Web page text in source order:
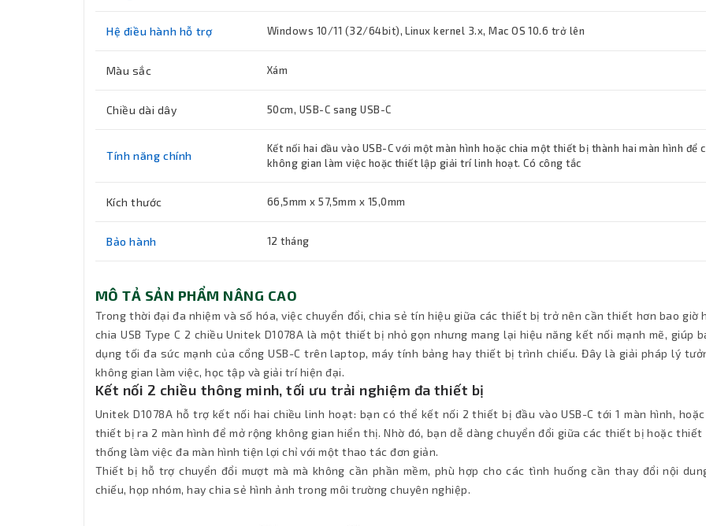
Hệ điều hành hỗ trợ Windows 10/11 (32/64bit), Linux kernel 3.x, Mac OS 10.6 trở lên
Màu sắc Xám
Chiều dài dây 50cm, USB-C sang USB-C
Tính năng chính
Kết nối hai đầu vào USB-C với một màn hình hoặc chia một thiết bị thành hai màn hình để
không gian làm việc hoặc thiết lập giải trí linh hoạt. Có công tắc
Kích thước 66,5mm x 57,5mm x 15,0mm
Bảo hành 12 tháng
MÔ TẢ SẢN PHẨM NÂNG CAO
Trong thời đại đa nhiệm và số hóa, việc chuyển đổi, chia sẻ tín hiệu giữa các thiết bị trở nên cần thiết hơn bao giờ
chia USB Type C 2 chiều Unitek D1078A là một thiết bị nhỏ gọn nhưng mang lại hiệu năng kết nối mạnh mẽ, giúp
dụng tối đa sức mạnh của cổng USB-C trên laptop, máy tính bảng hay thiết bị trình chiếu. Đây là giải pháp lý
không gian làm việc, học tập và giải trí hiện đại.
Kết nối 2 chiều thông minh, tối ưu trải nghiệm đa thiết bị
Unitek D1078A hỗ trợ kết nối hai chiều linh hoạt: bạn có thể kết nối 2 thiết bị đầu vào USB-C tới 1 màn hình,
thiết bị ra 2 màn hình để mở rộng không gian hiển thị. Nhờ đó, bạn dễ dàng chuyển đổi giữa các thiết bị hoặc thiết
thống làm việc đa màn hình tiện lợi chỉ với một thao tác đơn giản.
Thiết bị hỗ trợ chuyển đổi mượt mà mà không cần phần mềm, phù hợp cho các tình huống cần thay đổi nội
chiếu, họp nhóm, hay chia sẻ hình ảnh trong môi trường chuyên nghiệp.